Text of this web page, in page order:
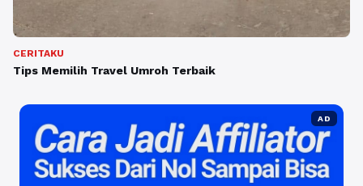
CERITAKU
Tips Memilih Travel Umroh Terbaik
AD